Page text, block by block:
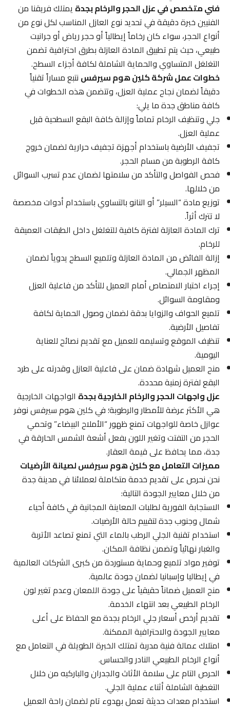
فني متخصص في عزل الحجر والرخام بجدةيمتلك فريقنا من
الفنيين خبرة دقيقة في تحديد نوع العازل المناسب لكل نوع من
أنواع الحجر، سواء كان رخاماً إيطالياً أو حجر رياض أو جرانيت
طبيعي، حيث يتم تطبيق المادة العازلة بطرق احترافية تضمن
التغلغل المتساوي والحماية الشاملة لكافة أجزاء السطح.
خطوات عمل شركة كلين هوم سيرفسنتبع مساراً تقنياً
دقيقاً لضمان نجاح عملية العزل، وتتضمن هذه الخطوات في
كافة مناطق جدة ما يلي:
جلي وتنظيف الرخام تماماً وإزالة كافة البقع السطحية قبل
عملية العزل.
تجفيف الأرضية باستخدام أجهزة تجفيف حرارية لضمان خروج
كافة الرطوبة من مسام الحجر.
فحص الفواصل والتأكد من سلامتها لضمان عدم تسرب السوائل
من خلالها.
توزيع مادة “السيلر” أو النانو بالتساوي باستخدام أدوات مخصصة
لا تترك أثراً.
ترك المادة العازلة لفترة كافية للتغلغل داخل الطبقات العميقة
للرخام.
إزالة الفائض من المادة العازلة وتلميع السطح يدوياً لضمان
المظهر الجمالي.
إجراء اختبار الامتصاص أمام العميل للتأكد من فاعلية العزل
ومقاومة السوائل.
تلميع الحواف والزوايا بدقة لضمان وصول الحماية لكافة
تفاصيل الأرضية.
تنظيف الموقع وتسليمه للعميل مع تقديم نصائح للعناية
اليومية.
منح العميل شهادة ضمان على فاعلية العازل وقدرته على طرد
البقع لفترة زمنية محددة.
عزل واجهات الحجر والرخام الخارجية بجدةالواجهات الخارجية
هي الأكثر عرضة للأمطار والرطوبة؛ في كلين هوم سيرفس نوفر
عوازل خاصة للواجهات تمنع ظهور “الأملاح البيضاء” وتحمي
الحجر من التفتت وتغير اللون بفعل أشعة الشمس الحارقة في
جدة، مما يحافظ على قيمة العقار.
مميزات التعامل مع كلين هوم سيرفس لصيانة الأرضيات
نحن نحرص على تقديم خدمة متكاملة لعملائنا في مدينة جدة
من خلال معايير الجودة التالية:
الاستجابة الفورية لطلبات المعاينة المجانية في كافة أحياء
شمال وجنوب جدة لتقييم حالة الأرضيات.
استخدام تقنية الجلي الرطب بالماء التي تمنع تصاعد الأتربة
والغبار نهائياً وتضمن نظافة المكان.
توفير مواد تلميع وحماية مستوردة من كبرى الشركات العالمية
في إيطاليا وإسبانيا لضمان جودة عالمية.
منح العميل ضماناً حقيقياً على جودة اللمعان وعدم تغير لون
الرخام الطبيعي بعد انتهاء الخدمة.
تقديم أرخص أسعار جلي الرخام بجدة مع الحفاظ على أعلى
معايير الجودة والاحترافية الممكنة.
امتلاك عمالة فنية مدربة تمتلك الخبرة الطويلة في التعامل مع
أنواع الرخام الطبيعي النادر والحساس.
الحرص التام على سلامة الأثاث والجدران والباركيه من خلال
التغطية الشاملة أثناء عملية الجلي.
استخدام معدات حديثة تعمل بهدوء تام لضمان راحة العميل